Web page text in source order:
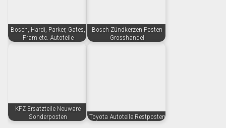
Bosch, Hardi, Parker, Gates,
Fram etc. Autoteile
Bosch Zündkerzen Posten
Grosshandel
KFZ Ersatzteile Neuware
Sonderposten
Toyota Autoteile Restposten